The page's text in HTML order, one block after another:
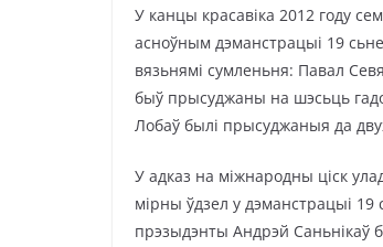
У канцы красавіка 2012 году
асноўным дэманстрацыі 19
вязьнямі сумленьня: Павал
быў прысуджаны на шэсьць
Лобаў былі прысуджаныя да
У адказ на міжнародны ціск
мірны ўдзел у дэманстрацыі
прэзыдэнты Андрэй Саньнікаў